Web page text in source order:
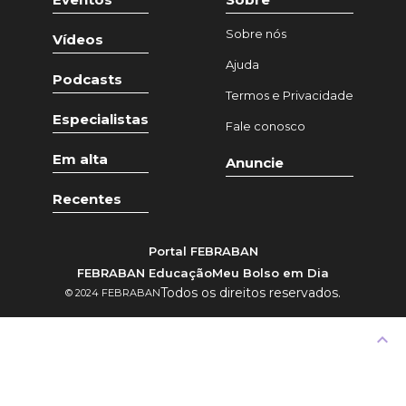
Vídeos
Podcasts
Especialistas
Em alta
Recentes
Sobre nós
Ajuda
Termos e Privacidade
Fale conosco
Anuncie
Portal FEBRABAN
FEBRABAN EducaçãoMeu Bolso em Dia
© 2024 FEBRABANTodos os direitos reservados.
keyboard_arrow_up